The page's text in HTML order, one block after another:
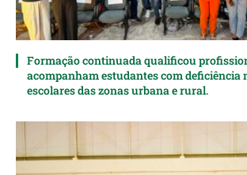
Formação continuada qualificou
acompanham estudantes com deficiência
escolares das zonas urbana e rural.